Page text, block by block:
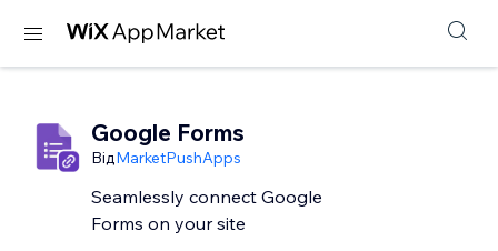
Google Forms
ВідMarketPushApps
Seamlessly connect Google
Forms on your site